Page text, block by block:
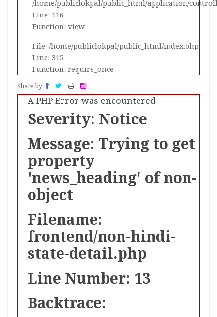
/home/publiclokpal/public_html/application/
Line: 116
Function: view
File: /home/publiclokpal/public_html/index.php
Line: 315
Function: require_once
Share by
A PHP Error was encountered
Severity: Notice
Message: Trying to get
property
'news_heading' of non-
object
Filename:
frontend/non-hindi-
state-detail.php
Line Number: 13
Backtrace: